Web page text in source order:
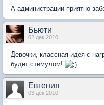
А администрации приятно
Бьюти
02 дек 2010
Девочки, классная идея с
будет стимулом!
Евгения
03 дек 2010